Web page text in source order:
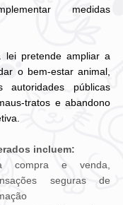
medidas
lei pretende ampliar a
o bem-estar animal,
autoridades públicas
tratos e abandono
incluem:
compra e venda,
seguras de